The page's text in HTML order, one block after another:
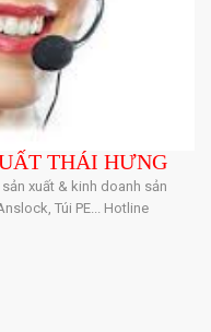
THÁI HƯNG
xuất & kinh doanh sản
Túi PE... Hotline